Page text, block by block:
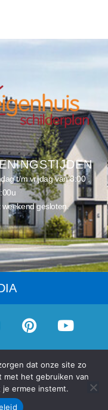
t/m vrijdag van 8:00
weekend gesloten.
vanEigenhuis
en cookies|
of onderhoud zijn
naar u
dat onze site zo
met het gebruiken van
ermee instemt.